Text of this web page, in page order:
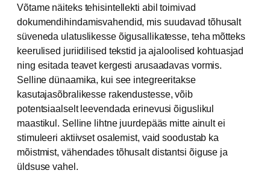
Võtame näiteks tehisintellekti abil toimivad
dokumendihindamisvahendid, mis suudavad tõhusalt
süveneda ulatuslikesse õigusallikatesse, teha mõtteks
keerulised juriidilised tekstid ja ajaloolised kohtuasjad
ning esitada teavet kergesti arusaadavas vormis.
Selline dünaamika, kui see integreeritakse
kasutajasõbralikesse rakendustesse, võib
potentsiaalselt leevendada erinevusi õiguslikul
maastikul. Selline lihtne juurdepääs mitte ainult ei
stimuleeri aktiivset osalemist, vaid soodustab ka
mõistmist, vähendades tõhusalt distantsi õiguse ja
üldsuse vahel.